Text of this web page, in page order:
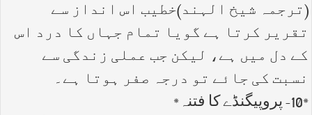
(ترجمہ شیخ الہند)خطیب اس انداز سے
تقریر کرتا ہے گویا تمام جہاں کا درد اس
کے دل میں ہے، لیکن جب عملی زندگی سے
نسبت کی جائے تو درجہ صفر ہوتا ہے۔
*10- پروپیگنڈے کا فتنہ*